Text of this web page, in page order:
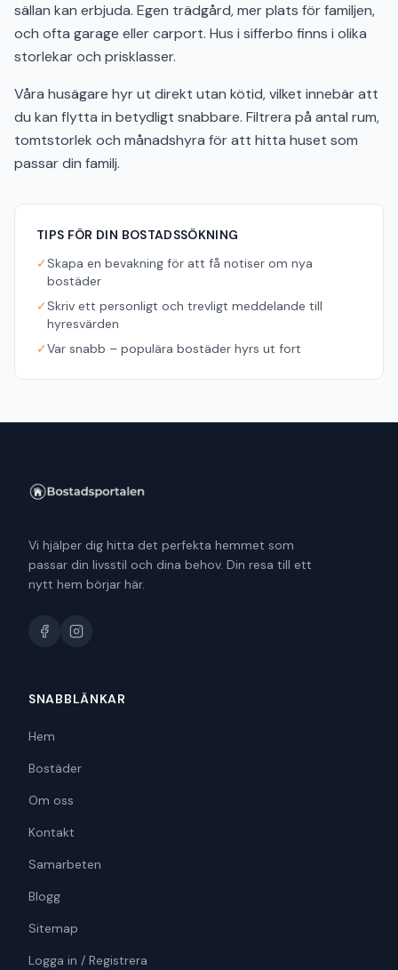
sällan kan erbjuda. Egen trädgård, mer plats för familjen,
och ofta garage eller carport. Hus i sifferbo finns i olika
storlekar och prisklasser.
Våra husägare hyr ut direkt utan kötid, vilket innebär att
du kan flytta in betydligt snabbare. Filtrera på antal rum,
tomtstorlek och månadshyra för att hitta huset som
passar din familj.
TIPS FÖR DIN BOSTADSSÖKNING
✓Skapa en bevakning för att få notiser om nya
bostäder
✓Skriv ett personligt och trevligt meddelande till
hyresvärden
✓Var snabb – populära bostäder hyrs ut fort
Vi hjälper dig hitta det perfekta hemmet som
passar din livsstil och dina behov. Din resa till ett
nytt hem börjar här.
SNABBLÄNKAR
Hem
Bostäder
Om oss
Kontakt
Samarbeten
Blogg
Sitemap
Logga in / Registrera